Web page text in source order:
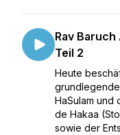
Rav
Teil 2
Heute
HaSulam und
de Hakaa
sowie der